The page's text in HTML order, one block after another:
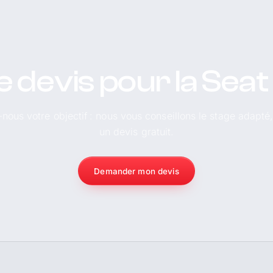
Demander mon devis